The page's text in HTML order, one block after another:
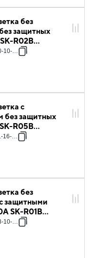
без
защитных
R02B
10-K10
с
без защитных
R05B
16-K10
без
защитными
SK-R01B
10-K10